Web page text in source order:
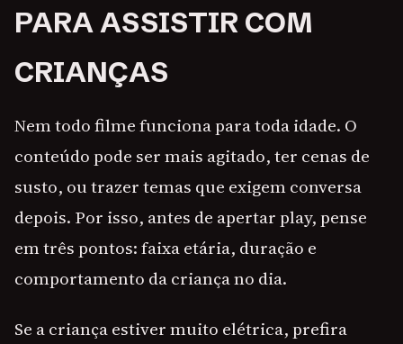
PARA ASSISTIR COM
CRIANÇAS
Nem todo filme funciona para toda idade. O
conteúdo pode ser mais agitado, ter cenas de
susto, ou trazer temas que exigem conversa
depois. Por isso, antes de apertar play, pense
em três pontos: faixa etária, duração e
comportamento da criança no dia.
Se a criança estiver muito elétrica, prefira